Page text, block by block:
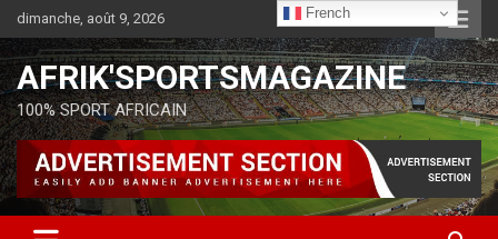
dimanche, août 9, 2026
AFRIK'SPORTSMAGAZINE
100% SPORT AFRICAIN
French